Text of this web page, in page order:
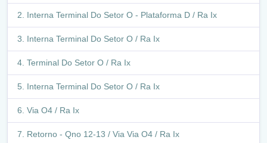
Interna Terminal Do Setor O - Plataforma D / Ra Ix
Interna Terminal Do Setor O / Ra Ix
Terminal Do Setor O / Ra Ix
Interna Terminal Do Setor O / Ra Ix
Via O4 / Ra Ix
Retorno - Qno 12-13 / Via Via O4 / Ra Ix